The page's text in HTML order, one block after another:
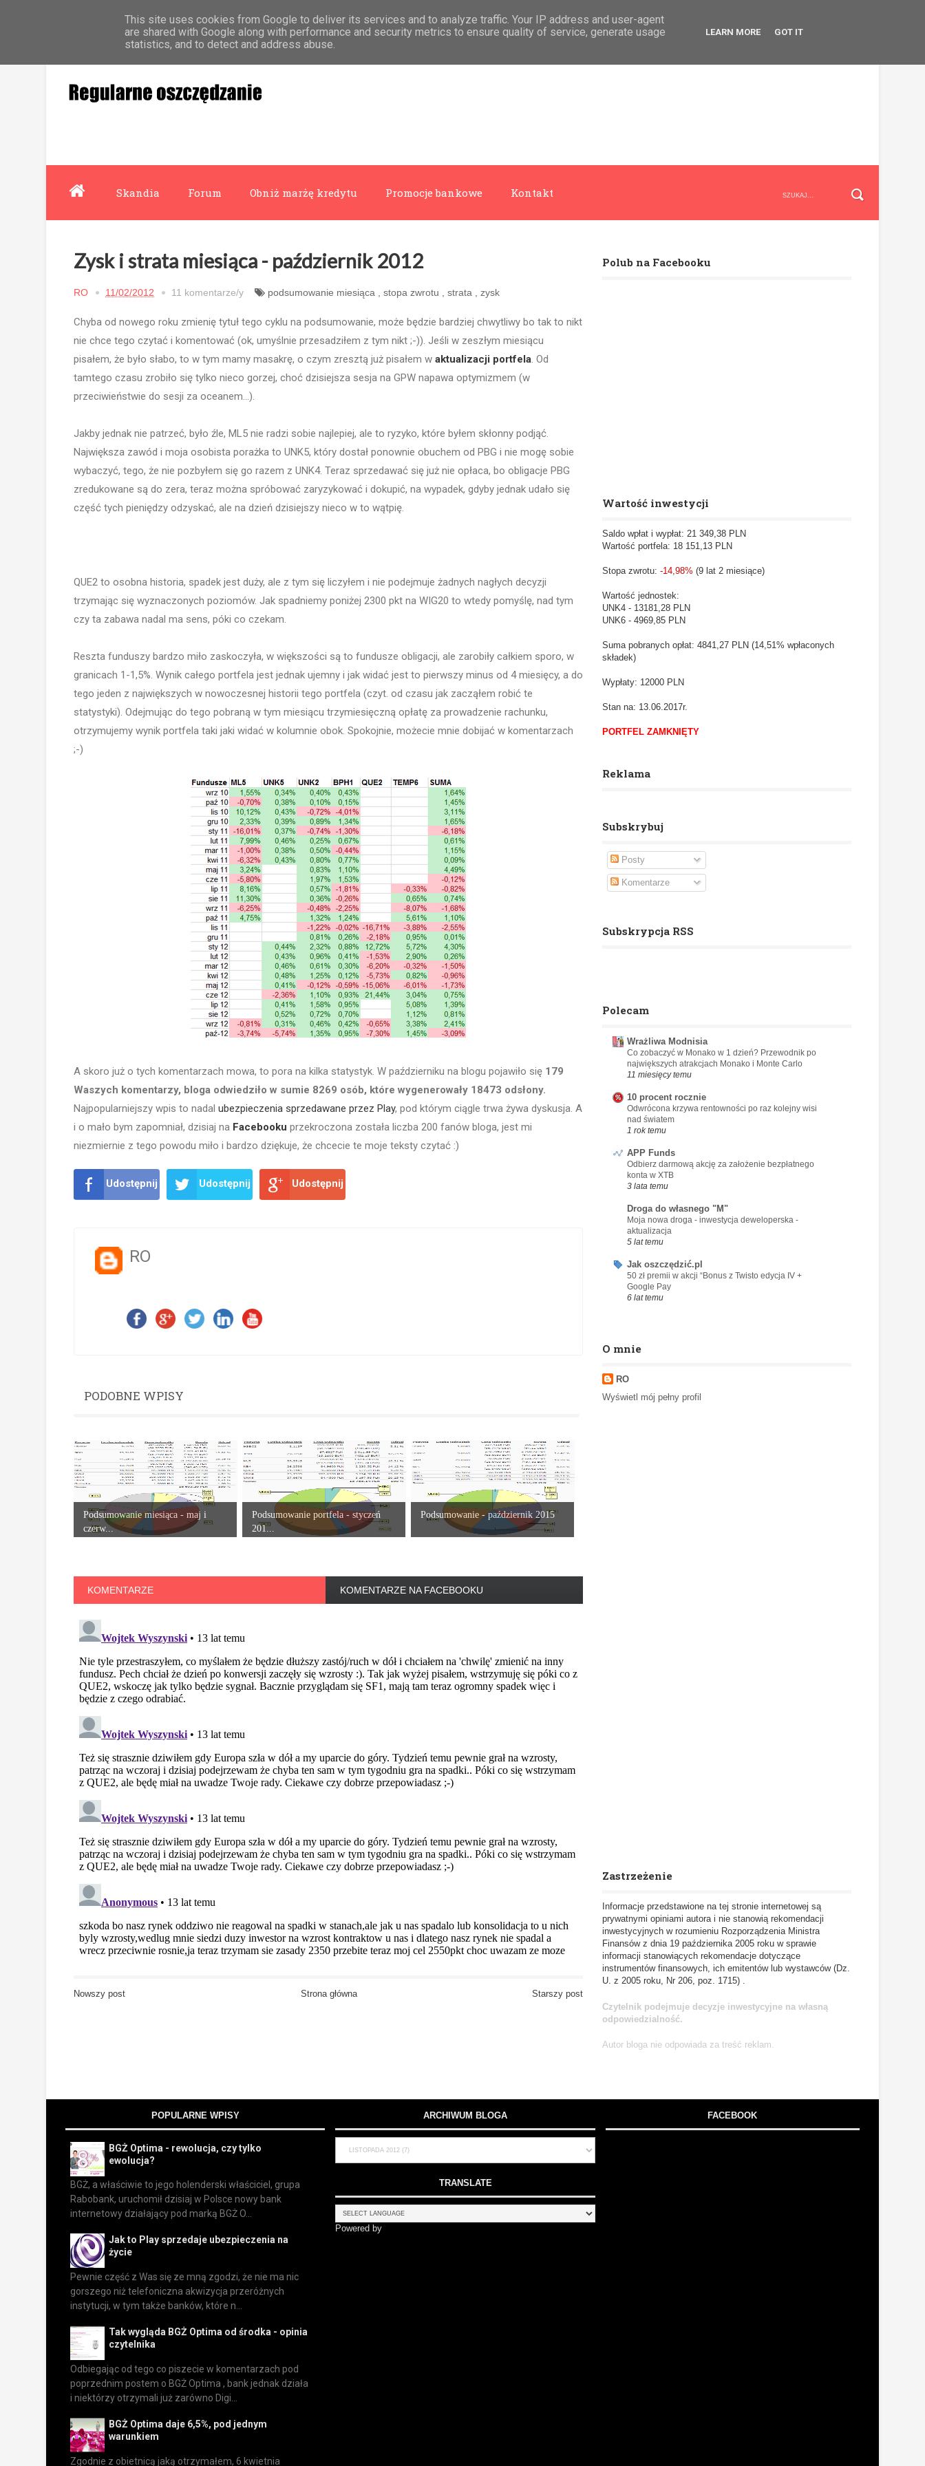
Strona główna Współpraca O mnie
Skandia Forum Obniż marżę kredytu Promocje bankowe Kontakt
Zysk i strata miesiąca - październik 2012
RO 11/02/2012 11 komentarze/y podsumowanie miesiąca stopa zwrotu strata zysk
Chyba od nowego roku zmienię tytuł tego cyklu na podsumowanie, może będzie bardziej chwytliwy bo tak to nikt
nie chce tego czytać i komentować (ok, umyślnie przesadziłem z tym nikt ;-)). Jeśli w zeszłym miesiącu
pisałem, że było słabo, to w tym mamy masakrę, o czym zresztą już pisałem w aktualizacji portfela. Od
tamtego czasu zrobiło się tylko nieco gorzej, choć dzisiejsza sesja na GPW napawa optymizmem (w
przeciwieństwie do sesji za oceanem...).
Jakby jednak nie patrzeć, było źle, ML5 nie radzi sobie najlepiej, ale to ryzyko, które byłem skłonny podjąć.
Największa zawód i moja osobista porażka to UNK5, który dostał ponownie obuchem od PBG i nie mogę sobie
wybaczyć, tego, że nie pozbyłem się go razem z UNK4. Teraz sprzedawać się już nie opłaca, bo obligacje PBG
zredukowane są do zera, teraz można spróbować zaryzykować i dokupić, na wypadek, gdyby jednak udało się
część tych pieniędzy odzyskać, ale na dzień dzisiejszy nieco w to wątpię.
QUE2 to osobna historia, spadek jest duży, ale z tym się liczyłem i nie podejmuje żadnych nagłych decyzji
trzymając się wyznaczonych poziomów. Jak spadniemy poniżej 2300 pkt na WIG20 to wtedy pomyślę, nad tym
czy ta zabawa nadal ma sens, póki co czekam.
Reszta funduszy bardzo miło zaskoczyła, w większości są to fundusze obligacji, ale zarobiły całkiem sporo, w
granicach 1-1,5%. Wynik całego portfela jest jednak ujemny i jak widać jest to pierwszy minus od 4 miesięcy, a do
tego jeden z największych w nowoczesnej historii tego portfela (czyt. od czasu jak zacząłem robić te
statystyki). Odejmując do tego pobraną w tym miesiącu trzymiesięczną opłatę za prowadzenie rachunku,
otrzymujemy wynik portfela taki jaki widać w kolumnie obok. Spokojnie, możecie mnie dobijać w komentarzach
;-)
A skoro już o tych komentarzach mowa, to pora na kilka statystyk. W październiku na blogu pojawiło się 179
Waszych komentarzy, bloga odwiedziło w sumie 8269 osób, które wygenerowały 18473 odsłony.
Najpopularniejszy wpis to nadal ubezpieczenia sprzedawane przez Play, pod którym ciągle trwa żywa dyskusja. A
i o mało bym zapomniał, dzisiaj na Facebooku przekroczona została liczba 200 fanów bloga, jest mi
niezmiernie z tego powodu miło i bardzo dziękuje, że chcecie te moje teksty czytać :)
Udostępnij Udostępnij Udostępnij
RO
PODOBNE WPISY
Podsumowanie miesiąca - maj i
czerw...
Podsumowanie portfela - styczeń
201...
Podsumowanie - październik 2015
KOMENTARZE KOMENTARZE NA FACEBOOKU
Nowszy post Starszy post
Strona główna
Polub na Facebooku
Wartość inwestycji
Saldo wpłat i wypłat: 21 349,38 PLN
Wartość portfela: 18 151,13 PLN
Stopa zwrotu:-14,98% (9 lat 2 miesiące)
Wartość jednostek:
UNK4 - 13181,28 PLN
UNK6 - 4969,85 PLN
Suma pobranych opłat: 4841,27 PLN (14,51% wpłaconych
składek)
Wypłaty: 12000 PLN
Stan na: 13.06.2017r.
PORTFEL ZAMKNIĘTY
Reklama
Subskrybuj
Posty
Komentarze
Subskrypcja RSS
Polecam
Wrażliwa Modnisia
Co zobaczyć w Monako w 1 dzień? Przewodnik po
największych atrakcjach Monako i Monte Carlo
11 miesięcy temu
10 procent rocznie
Odwrócona krzywa rentowności po raz kolejny wisi
nad światem
1 rok temu
APP Funds
Odbierz darmową akcję za założenie bezpłatnego
konta w XTB
3 lata temu
Droga do własnego "M"
Moja nowa droga - inwestycja deweloperska -
aktualizacja
5 lat temu
Jak oszczędzić.pl
50 zł premii w akcji “Bonus z Twisto edycja IV +
Google Pay
6 lat temu
O mnie
RO
Wyświetl mój pełny profil
Zastrzeżenie
Informacje przedstawione na tej stronie internetowej są
prywatnymi opiniami autora i nie stanowią rekomendacji
inwestycyjnych w rozumieniu Rozporządzenia Ministra
Finansów z dnia 19 października 2005 roku w sprawie
informacji stanowiących rekomendacje dotyczące
instrumentów finansowych, ich emitentów lub wystawców (Dz.
U. z 2005 roku, Nr 206, poz. 1715) .
Czytelnik podejmuje decyzje inwestycyjne na własną
odpowiedzialność.
Autor bloga nie odpowiada za treść reklam.
POPULARNE WPISY
BGŻ Optima - rewolucja, czy tylko
ewolucja?
BGŻ, a właściwie to jego holenderski właściciel, grupa
Rabobank, uruchomił dzisiaj w Polsce nowy bank
internetowy działający pod marką BGŻ O...
Jak to Play sprzedaje ubezpieczenia na
życie
Pewnie część z Was się ze mną zgodzi, że nie ma nic
gorszego niż telefoniczna akwizycja przeróżnych
instytucji, w tym także banków, które n...
Tak wygląda BGŻ Optima od środka - opinia
czytelnika
Odbiegając od tego co piszecie w komentarzach pod
poprzednim postem o BGŻ Optima , bank jednak działa
i niektórzy otrzymali już zarówno Digi...
BGŻ Optima daje 6,5%, pod jednym
warunkiem
Zgodnie z obietnicą jaką otrzymałem, 6 kwietnia
ARCHIWUM BLOGA
TRANSLATE
Powered by
FACEBOOK
This site uses cookies from Google to deliver its services and to analyze traffic. Your IP address and user-agent
are shared with Google along with performance and security metrics to ensure quality of service, generate usage
statistics, and to detect and address abuse.
LEARN MORE GOT IT